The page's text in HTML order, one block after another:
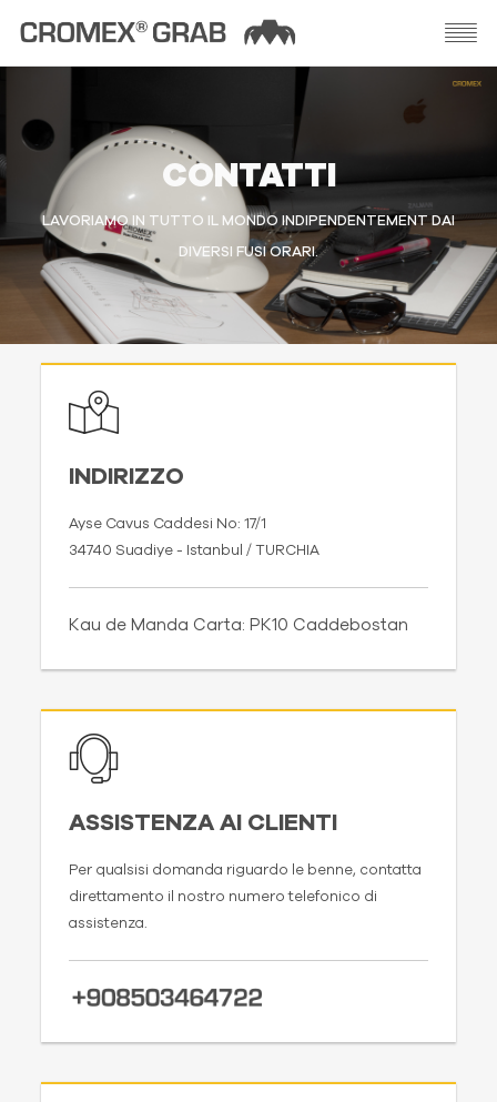
CONTATTI
LAVORIAMO IN TUTTO IL MONDO INDIPENDENTEMENT DAI
DIVERSI FUSI ORARI.
INDIRIZZO
Ayse Cavus Caddesi No: 17/1
34740 Suadiye - Istanbul / TURCHIA
Kau de Manda Carta: PK10 Caddebostan
ASSISTENZA AI CLIENTI
Per qualsisi domanda riguardo le benne, contatta
direttamento il nostro numero telefonico di
assistenza.